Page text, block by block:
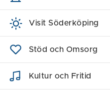
Visit Söderköping
Stöd och Omsorg
Kultur och Fritid
Anmälningspliktig
Övriga